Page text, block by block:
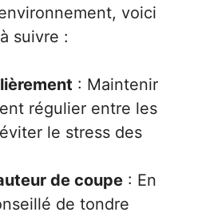
voici
suivre :
: Maintenir
régulier entre les
le stress des
de coupe : En
de tondre